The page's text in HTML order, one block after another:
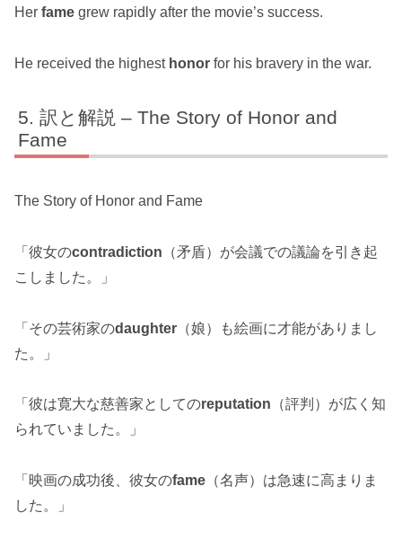
Her fame grew rapidly after the movie’s success.
He received the highest honor for his bravery in the war.
訳と解説 – The Story of Honor and
Fame
The Story of Honor and Fame
「彼女のcontradiction （矛盾）が会議での議論を引き起
こしました。」
「その芸術家のdaughter （娘）も絵画に才能がありまし
た。」
「彼は寛大な慈善家としてのreputation （評判）が広く知
られていました。」
「映画の成功後、彼女のfame （名声）は急速に高まりま
した。」